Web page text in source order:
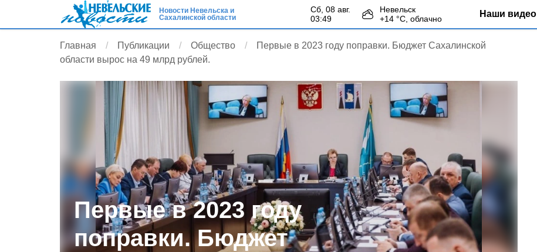
Новости Невельска и
Сахалинской области
сб, 08 авг.
03:49
Невельск
+14 °С, облачно Наши видео
Главная Публикации Общество
Первые в 2023 году поправки. Бюджет Сахалинской
области вырос на 49 млрд рублей.
Первые в 2023 году
поправки. Бюджет